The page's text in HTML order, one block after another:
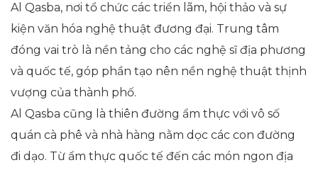
Al Qasba, nơi tổ chức các triển lãm, hội thảo và sự
kiện văn hóa nghệ thuật đương đại. Trung tâm
đóng vai trò là nền tảng cho các nghệ sĩ địa phương
và quốc tế, góp phần tạo nên nền nghệ thuật thịnh
vượng của thành phố.
Al Qasba cũng là thiên đường ẩm thực với vô số
quán cà phê và nhà hàng nằm dọc các con đường
đi dạo. Từ ẩm thực quốc tế đến các món ngon địa